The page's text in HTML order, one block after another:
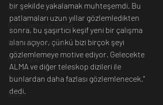
Kimya
Bilim Tarihinde Bugün
Günün Bilim İnsanı
Matematik
Tıp
İnsan
bir şekilde yakalamak muhteşemdi. Bu
patlamaları uzun yıllar gözlemledikten
sonra, bu şaşırtıcı keşif yeni bir çalışma
alanı açıyor, çünkü bizi birçok şeyi
gözlemlemeye motive ediyor. Gelecekte
ALMA ve diğer teleskop dizileri ile
bunlardan daha fazlası gözlemlenecek."
dedi.